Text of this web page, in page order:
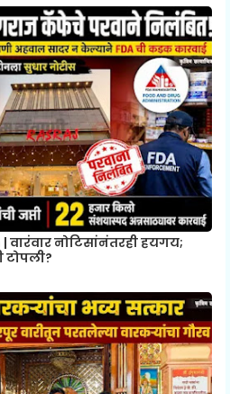
नोटिसांनंतरही हयगय;
टोपली?